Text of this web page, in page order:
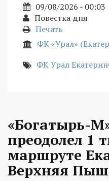
09/08/2026 - 00:03
Повестка дня
Печать
ФК «Урал»
ФК Урал
«Богатырь-
преодолел 1
маршруте
Верхняя